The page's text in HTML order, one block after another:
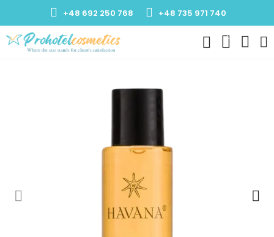
+48 692 250 768 +48 735 971 740
0